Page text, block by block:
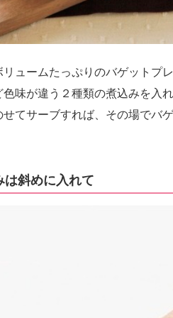
ュームたっぷりのバゲットプ
味が違う２種類の煮込みを入
せてサーブすれば、その場でバ
は斜めに入れて